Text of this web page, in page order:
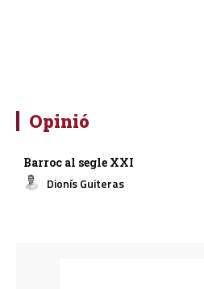
Opinió
Barroc al segle XXI
Dionís Guiteras